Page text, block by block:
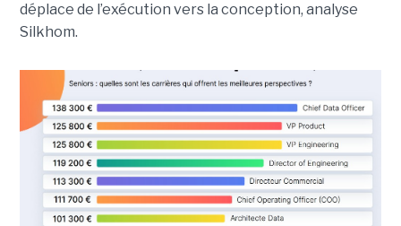
déplace de l’exécution vers la conception, analyse
Silkhom.